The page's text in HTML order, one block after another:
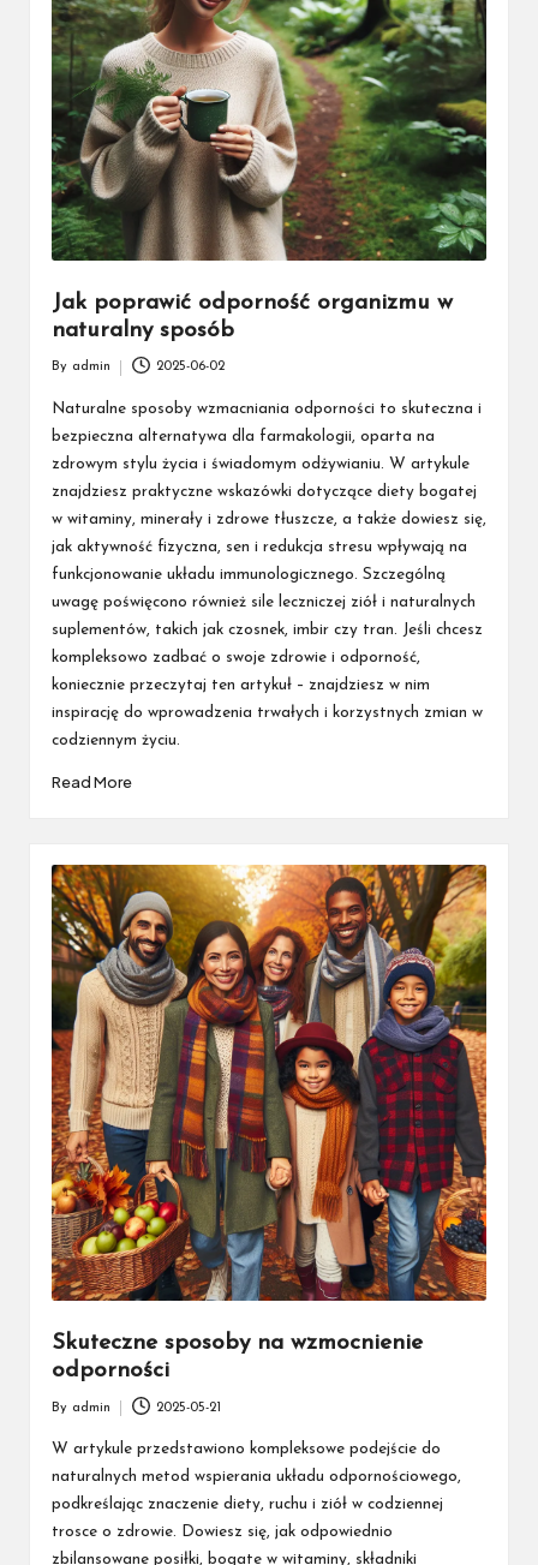
Jak poprawić odporność organizmu w
naturalny sposób
by
By admin 2025-06-02
Naturalne sposoby wzmacniania odporności to skuteczna i
bezpieczna alternatywa dla farmakologii, oparta na
zdrowym stylu życia i świadomym odżywianiu. W artykule
znajdziesz praktyczne wskazówki dotyczące diety bogatej
w witaminy, minerały i zdrowe tłuszcze, a także dowiesz się,
jak aktywność fizyczna, sen i redukcja stresu wpływają na
funkcjonowanie układu immunologicznego. Szczególną
uwagę poświęcono również sile leczniczej ziół i naturalnych
suplementów, takich jak czosnek, imbir czy tran. Jeśli chcesz
kompleksowo zadbać o swoje zdrowie i odporność,
koniecznie przeczytaj ten artykuł – znajdziesz w nim
inspirację do wprowadzenia trwałych i korzystnych zmian w
codziennym życiu.
Read More
Skuteczne sposoby na wzmocnienie
odporności
Posted
by
By admin 2025-05-21
W artykule przedstawiono kompleksowe podejście do
naturalnych metod wspierania układu odpornościowego,
podkreślając znaczenie diety, ruchu i ziół w codziennej
trosce o zdrowie. Dowiesz się, jak odpowiednio
zbilansowane posiłki, bogate w witaminy, składniki